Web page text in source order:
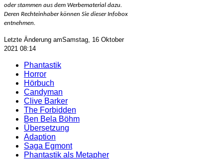
oder stammen aus dem Werbematerial dazu.
Deren Rechteinhaber können Sie dieser Infobox
entnehmen.
Letzte Änderung amSamstag, 16 Oktober
2021 08:14
Phantastik
Horror
Hörbuch
Candyman
Clive Barker
The Forbidden
Ben Bela Böhm
Übersetzung
Adaption
Saga Egmont
Phantastik als Metapher